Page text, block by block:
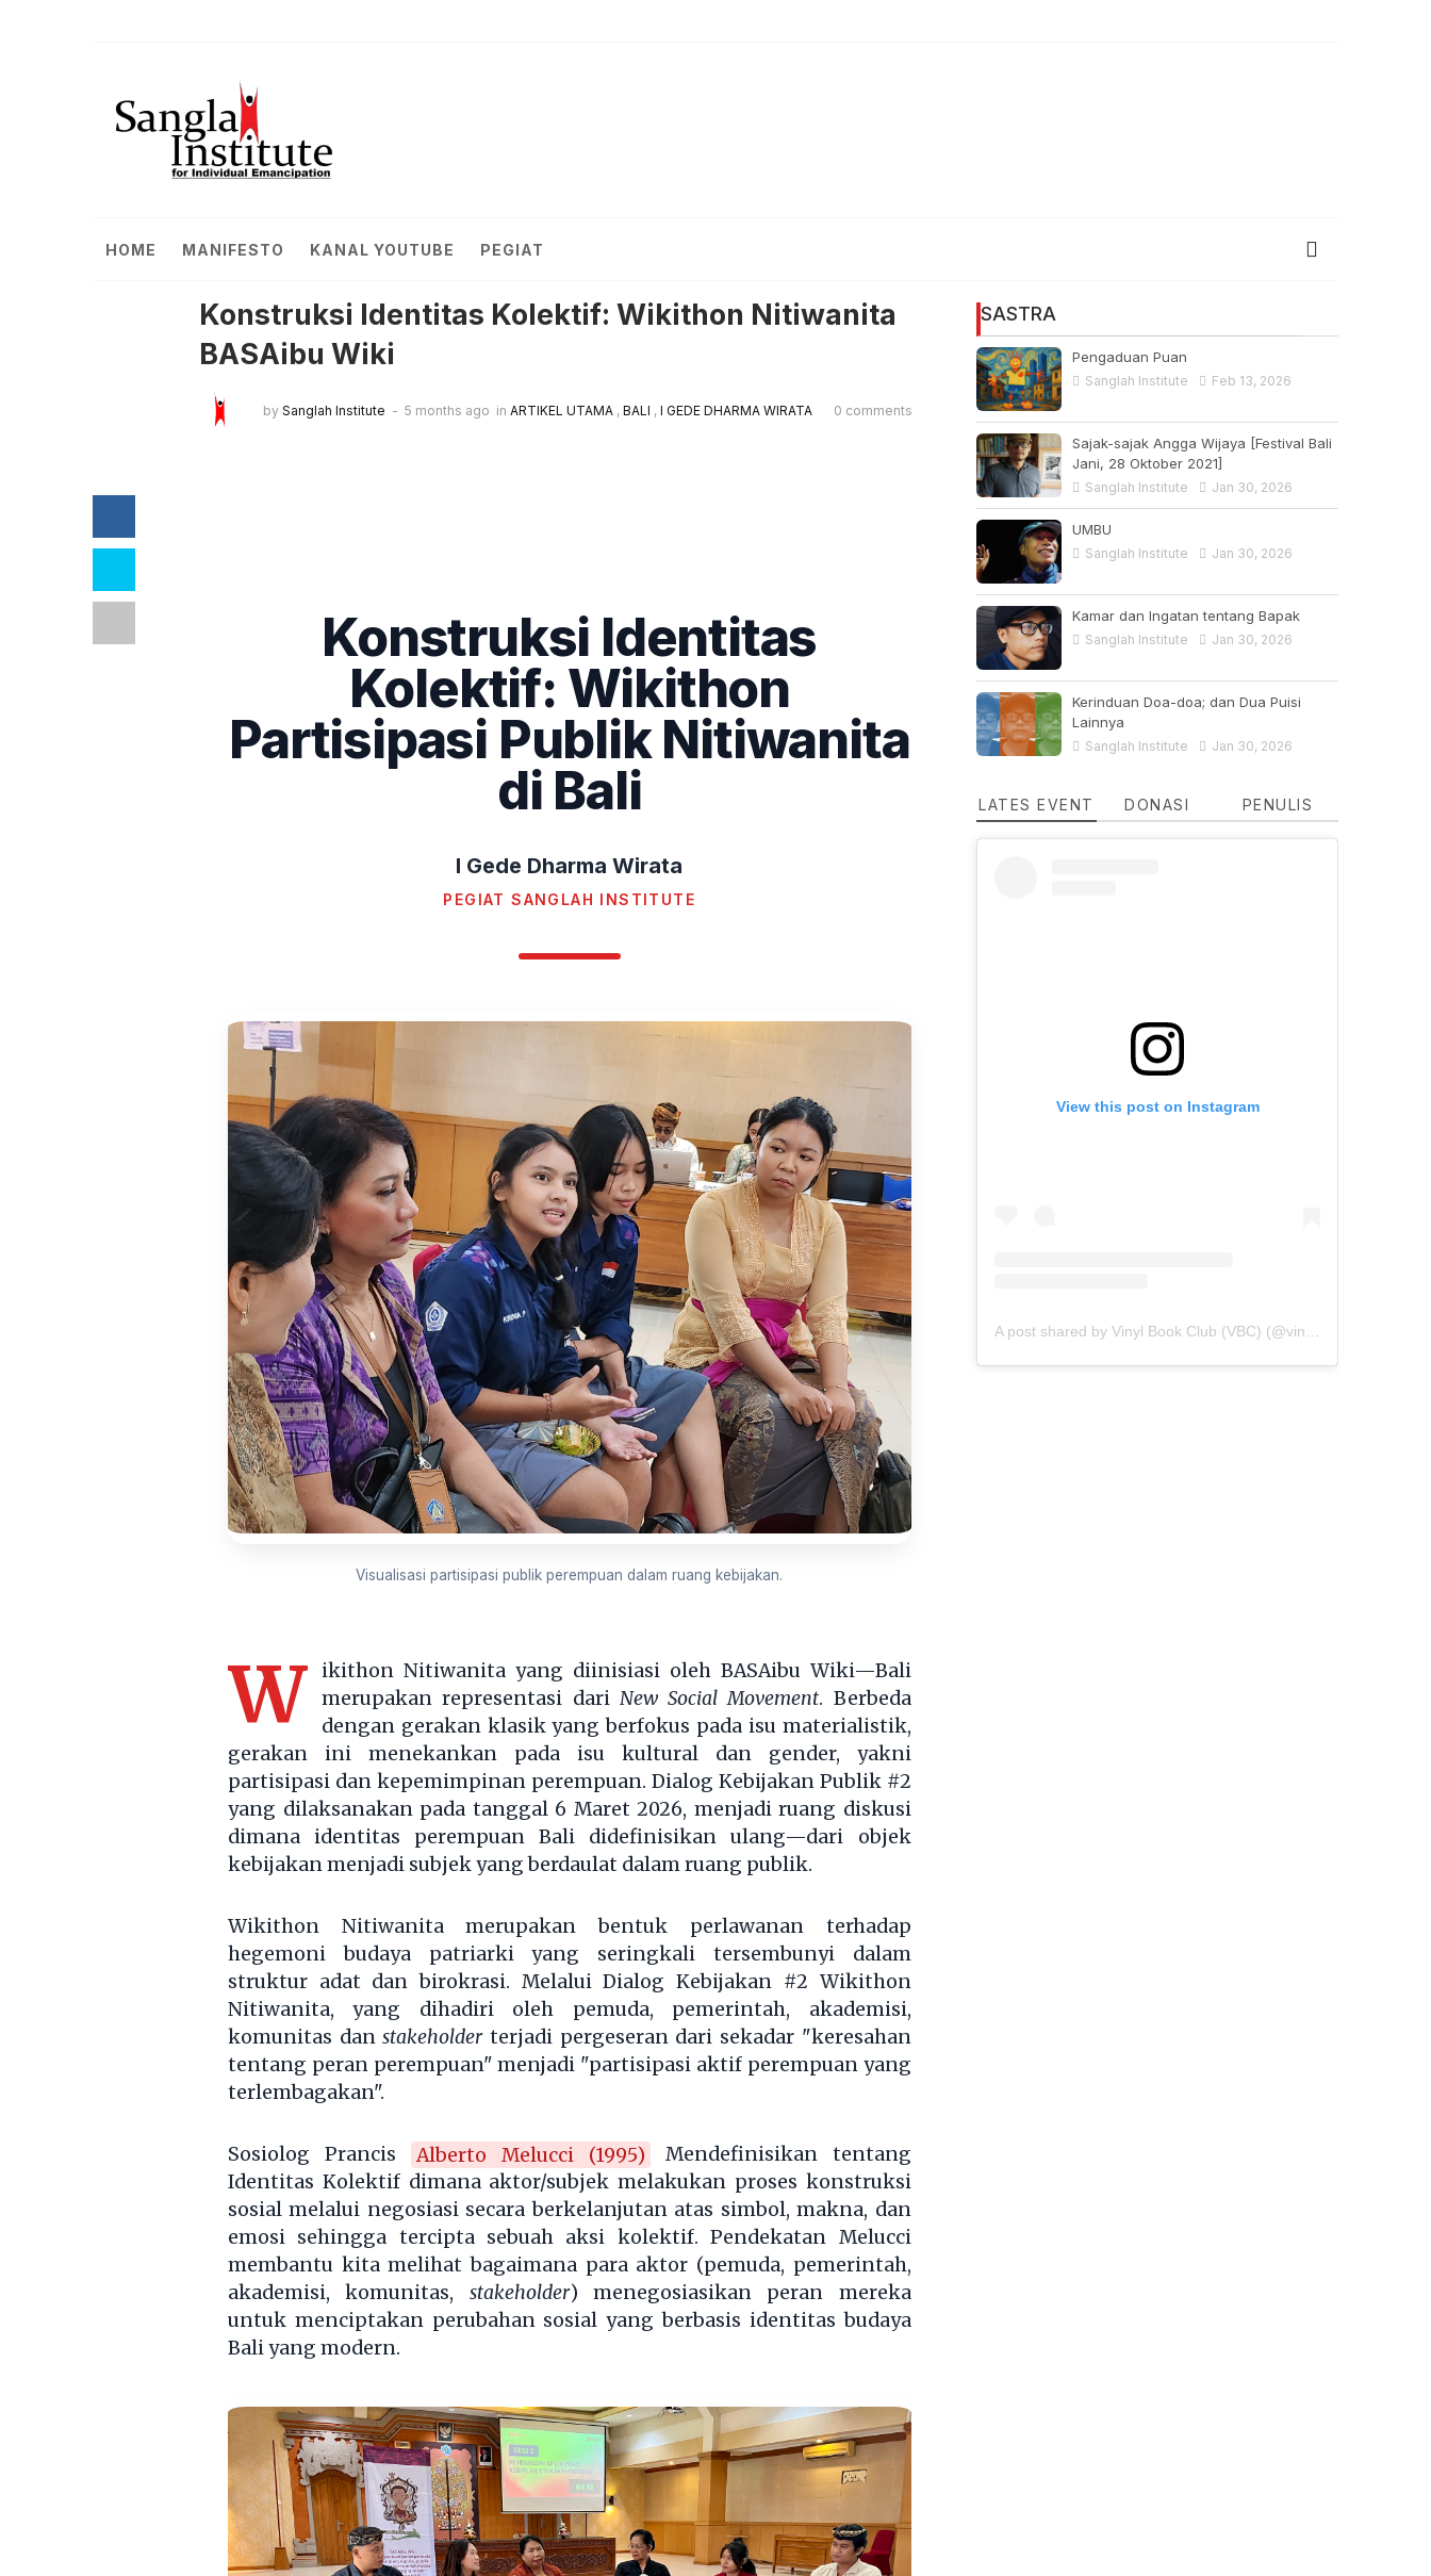
HOME MANIFESTO KANAL YOUTUBE PEGIAT
Konstruksi Identitas Kolektif: Wikithon Nitiwanita
BASAibu Wiki
by Sanglah Institute 5 months ago in ARTIKEL UTAMA , BALI , I GEDE DHARMA WIRATA 0 comments
Konstruksi Identitas
Kolektif: Wikithon
Partisipasi Publik Nitiwanita
di Bali
I Gede Dharma Wirata
PEGIAT SANGLAH INSTITUTE
Visualisasi partisipasi publik perempuan dalam ruang kebijakan.
W
ikithon Nitiwanita yang diinisiasi oleh BASAibu Wiki—Bali
merupakan representasi dari New Social Movement. Berbeda
dengan gerakan klasik yang berfokus pada isu materialistik,
gerakan ini menekankan pada isu kultural dan gender, yakni
partisipasi dan kepemimpinan perempuan. Dialog Kebijakan Publik #2
yang dilaksanakan pada tanggal 6 Maret 2026, menjadi ruang diskusi
dimana identitas perempuan Bali didefinisikan ulang—dari objek
kebijakan menjadi subjek yang berdaulat dalam ruang publik.
Wikithon Nitiwanita merupakan bentuk perlawanan terhadap
hegemoni budaya patriarki yang seringkali tersembunyi dalam
struktur adat dan birokrasi. Melalui Dialog Kebijakan #2 Wikithon
Nitiwanita, yang dihadiri oleh pemuda, pemerintah, akademisi,
komunitas danstakeholderterjadi pergeseran dari sekadar "keresahan
tentang peran perempuan" menjadi "partisipasi aktif perempuan yang
terlembagakan".
Sosiolog Prancis Alberto Melucci (1995)
Mendefinisikan tentang
Identitas Kolektif dimana aktor/subjek melakukan proses konstruksi
sosial melalui negosiasi secara berkelanjutan atas simbol, makna, dan
emosi sehingga tercipta sebuah aksi kolektif. Pendekatan Melucci
membantu kita melihat bagaimana para aktor (pemuda, pemerintah,
akademisi, komunitas, stakeholder) menegosiasikan peran mereka
untuk menciptakan perubahan sosial yang berbasis identitas budaya
Bali yang modern.
SASTRA
Pengaduan Puan
Sanglah Institute Feb 13, 2026
Sajak-sajak Angga Wijaya [Festival Bali
Jani, 28 Oktober 2021]
Sanglah Institute Jan 30, 2026
UMBU
Sanglah Institute Jan 30, 2026
Kamar dan Ingatan tentang Bapak
Sanglah Institute Jan 30, 2026
Kerinduan Doa-doa; dan Dua Puisi
Lainnya
Sanglah Institute Jan 30, 2026
LATES EVENT DONASI PENULIS
View this post on Instagram
A post shared by Vinyl Book Club (VBC) (@vinylbookclub)